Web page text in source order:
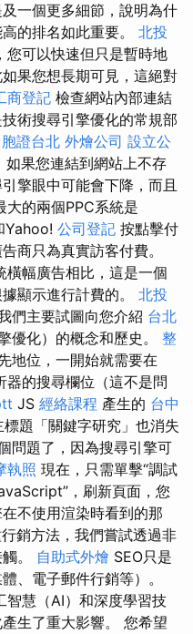
一個更多細節，說明為什
的排名如此重要。 北投
您可以快速但只是暫時地
果您想長期可見，這絕對
商登記 檢查網站內部連結
術搜尋引擎優化的常規部
證台北 外燴公司 設立公
如果您連結到網站上不存
擎眼中可能會下降，而且
大的兩個PPC系統是
Yahoo! 公司登記 按點擊付
商只為真實訪客付費。
橫幅廣告相比，這是一個
顯示進行計費的。 北投
們主要試圖向您介紹 台北
優化）的概念和歷史。 整
地位，一開始就需要在
器的搜尋欄位（這不是問
JS 經絡課程 產生的 台中
標題「關鍵字研究」也消失
問題了，因為搜尋引擎可
執照 現在，只需單擊“調試
，刷新頁面，您
不使用渲染時看到的那
銷方法，我們嘗試透過非
。 自助式外燴 SEO只是
、電子郵件行銷等）。
智慧（AI）和深度學習技
生了重大影響。 您希望